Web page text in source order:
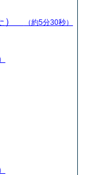
） （約5分30秒）